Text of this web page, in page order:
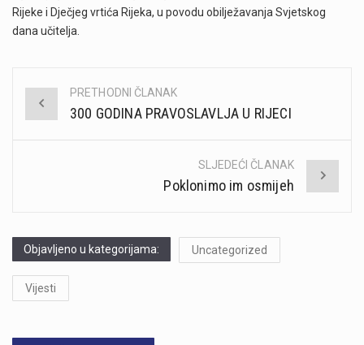
Rijeke i Dječjeg vrtića Rijeka, u povodu obilježavanja Svjetskog
dana učitelja.
Post
PRETHODNI ČLANAK
300 GODINA PRAVOSLAVLJA U RIJECI
SLJEDEĆI ČLANAK
Poklonimo im osmijeh
Objavljeno u kategorijama: Uncategorized
Vijesti